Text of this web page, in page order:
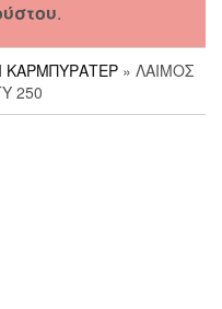
.
ΚΑΡΜΠΥΡΑΤΕΡ » ΛΑΙΜΟΣ
250